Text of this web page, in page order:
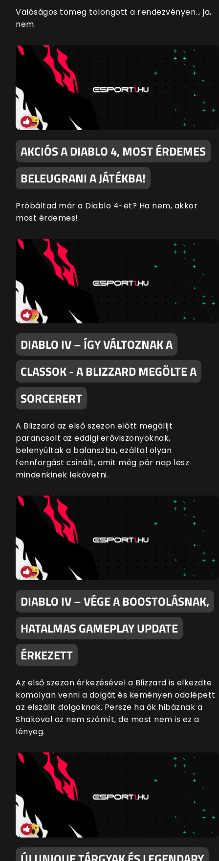
Valóságos tömeg tolongott a rendezvényen... ja,
nem.
AKCIÓS A DIABLO 4, MOST ÉRDEMES
BELEUGRANI A JÁTÉKBA!
Próbáltad már a Diablo 4-et? Ha nem, akkor
most érdemes!
DIABLO IV – ÍGY VÁLTOZNAK A
CLASSOK - A BLIZZARD MEGÖLTE A
SORCERERT
A Blizzard az első szezon előtt megálljt
parancsolt az eddigi erőviszonyoknak,
belenyúltak a balanszba, ezáltal olyan
fennforgást csinált, amit még pár nap lesz
mindenkinek lekövetni.
DIABLO IV – VÉGE A BOOSTOLÁSNAK,
HATALMAS GAMEPLAY UPDATE
ÉRKEZETT
Az első szezon érkezésével a Blizzard is elkezdte
komolyan venni a dolgát és keményen odalépett
az elszállt dolgoknak. Persze ha ők hibáznak a
Shakoval az nem számít, de most nem is ez a
lényeg.